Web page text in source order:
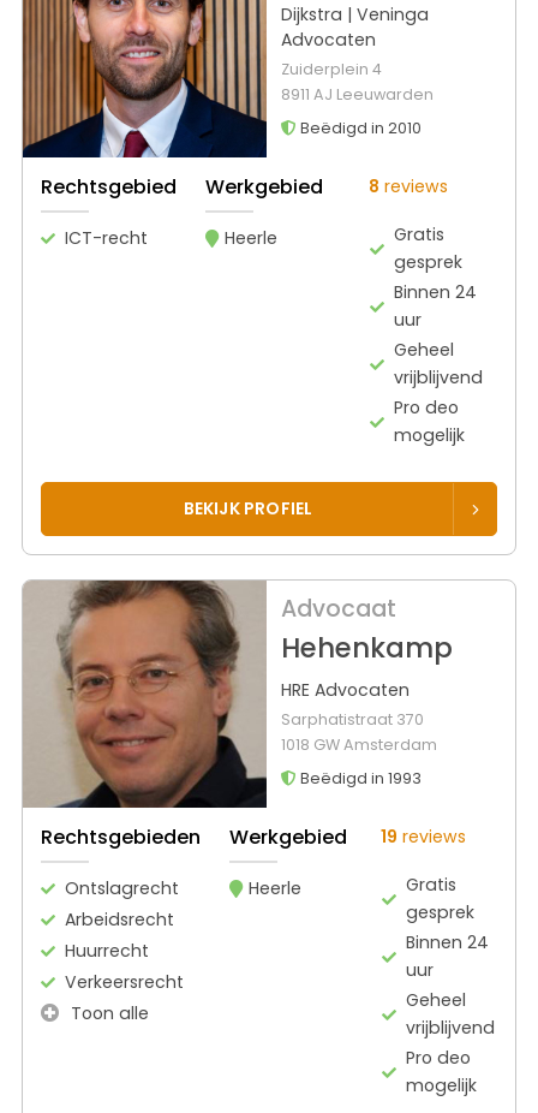
Dijkstra | Veninga
Advocaten
Zuiderplein 4
8911 AJ Leeuwarden
Beëdigd in 2010
Rechtsgebied
ICT-recht
Werkgebied
Heerle
8 reviews
Gratis
gesprek
Binnen 24
uur
Geheel
vrijblijvend
Pro deo
mogelijk
BEKIJK PROFIEL
Advocaat
Hehenkamp
HRE Advocaten
Sarphatistraat 370
1018 GW Amsterdam
Beëdigd in 1993
Rechtsgebieden
Ontslagrecht
Arbeidsrecht
Huurrecht
Verkeersrecht
Toon alle
Werkgebied
Heerle
19 reviews
Gratis
gesprek
Binnen 24
uur
Geheel
vrijblijvend
Pro deo
mogelijk